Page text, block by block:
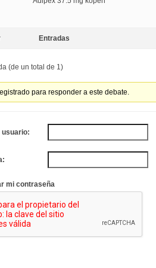
Entradas
(de un total de 1)
para responder a este debate.
usuario:
mi contraseña